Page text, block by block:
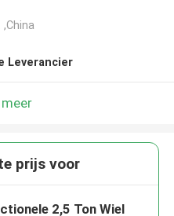
,China
Leverancier
meer
prijs voor
2,5 Ton Wiel